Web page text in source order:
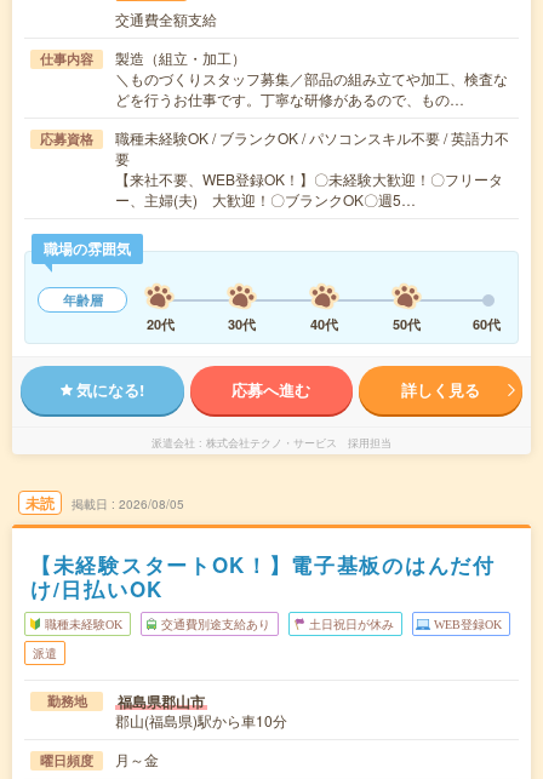
交通費全額支給
仕事内容
製造（組立・加工）
＼ものづくりスタッフ募集／部品の組み立てや加工、検査な
どを行うお仕事です。丁寧な研修があるので、もの…
応募資格
職種未経験OK / ブランクOK / パソコンスキル不要 / 英語力不
要
【来社不要、WEB登録OK！】〇未経験大歓迎！〇フリータ
ー、主婦(夫) 大歓迎！〇ブランクOK〇週5…
職場の雰囲気
年齢層
20代
30代 40代 50代 60代
気になる! 応募へ進む 詳しく見る
派遣会社 株式会社テクノ・サービス 採用担当
未読 掲載日 2026/08/05
【未経験スタートOK！】電子基板のはんだ付
け/日払いOK
職種未経験OK 交通費別途支給あり 土日祝日が休み WEB登録OK
派遣
勤務地 福島県郡山市
郡山(福島県)駅から車10分
曜日頻度 月～金